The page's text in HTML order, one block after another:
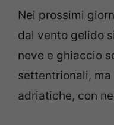
Nei prossimi
dal vento gelido
neve e ghiaccio
settentrionali,
adriatiche, con